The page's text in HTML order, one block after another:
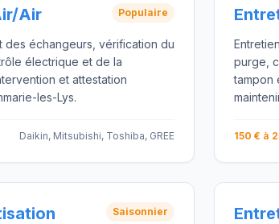
Air Populaire
échangeurs, vérification du
électrique et de la
et attestation
les-Lys.
Daikin, Mitsubishi, Toshiba, GREE
purge,
tampon
150 € à
Saisonnier